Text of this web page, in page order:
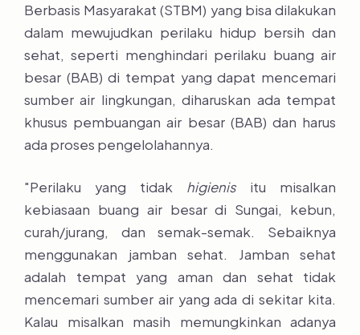
Berbasis Masyarakat (STBM) yang bisa dilakukan
dalam mewujudkan perilaku hidup bersih dan
sehat, seperti menghindari perilaku buang air
besar (BAB) di tempat yang dapat mencemari
sumber air lingkungan, diharuskan ada tempat
khusus pembuangan air besar (BAB) dan harus
ada proses pengelolahannya.
"Perilaku yang tidak higienisitu misalkan
kebiasaan buang air besar di Sungai, kebun,
curah/jurang, dan semak-semak. Sebaiknya
menggunakan jamban sehat. Jamban sehat
adalah tempat yang aman dan sehat tidak
mencemari sumber air yang ada di sekitar kita.
Kalau misalkan masih memungkinkan adanya